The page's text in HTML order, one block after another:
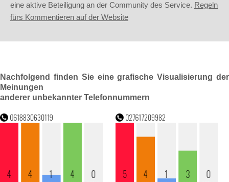
eine aktive Beteiligung an der Community des Service. Regeln
fürs Kommentieren auf der Website
Nachfolgend finden Sie eine grafische Visualisierung der
Meinungen
anderer unbekannter Telefonnummern